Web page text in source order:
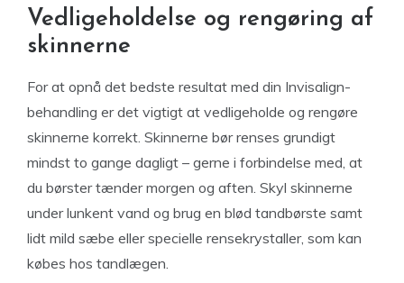
Vedligeholdelse og rengøring af
skinnerne
For at opnå det bedste resultat med din Invisalign-
behandling er det vigtigt at vedligeholde og rengøre
skinnerne korrekt. Skinnerne bør renses grundigt
mindst to gange dagligt – gerne i forbindelse med, at
du børster tænder morgen og aften. Skyl skinnerne
under lunkent vand og brug en blød tandbørste samt
lidt mild sæbe eller specielle rensekrystaller, som kan
købes hos tandlægen.